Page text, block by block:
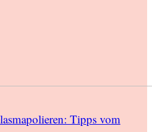
Tipps vom